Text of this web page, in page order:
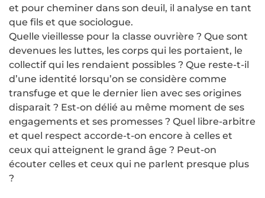
et pour cheminer dans son deuil, il analyse en tant
que fils et que sociologue.
Quelle vieillesse pour la classe ouvrière ? Que sont
devenues les luttes, les corps qui les portaient, le
collectif qui les rendaient possibles ? Que reste-t-il
d’une identité lorsqu’on se considère comme
transfuge et que le dernier lien avec ses origines
disparait ? Est-on délié au même moment de ses
engagements et ses promesses ? Quel libre-arbitre
et quel respect accorde-t-on encore à celles et
ceux qui atteignent le grand âge ? Peut-on
écouter celles et ceux qui ne parlent presque plus
?